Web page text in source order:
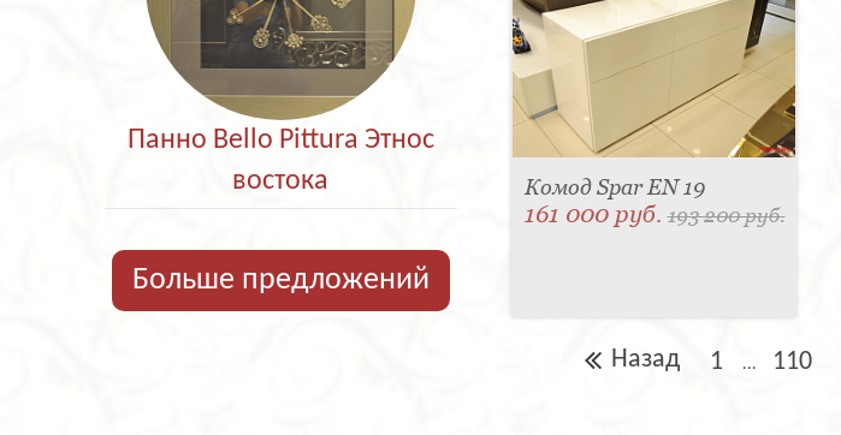
Панно Bello Pittura Этнос
востока
Больше предложений
Комод Spar EN 19
161 000 руб.193 200 руб.
Назад 1 ... 110